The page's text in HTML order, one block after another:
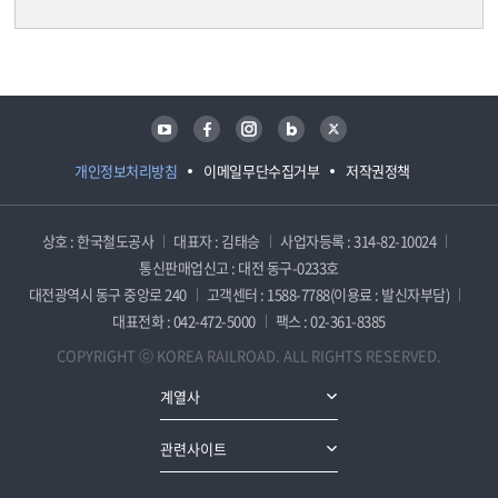
개인정보처리방침 이메일무단수집거부 저작권정책
유튜브 페이스북 인스타그램 블로그 트위터
상호 : 한국철도공사 대표자 : 김태승
사업자등록 : 314-82-10024
통신판매업신고 : 대전 동구-0233호
대전광역시 동구 중앙로 240
고객센터 : 1588-7788(이용료 : 발신자부담)
대표전화 : 042-472-5000
팩스 : 02-361-8385
COPYRIGHT ⓒ KOREA RAILROAD. ALL RIGHTS RESERVED.
계열사
관련사이트